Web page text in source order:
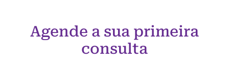
Agende a sua primeira
consulta